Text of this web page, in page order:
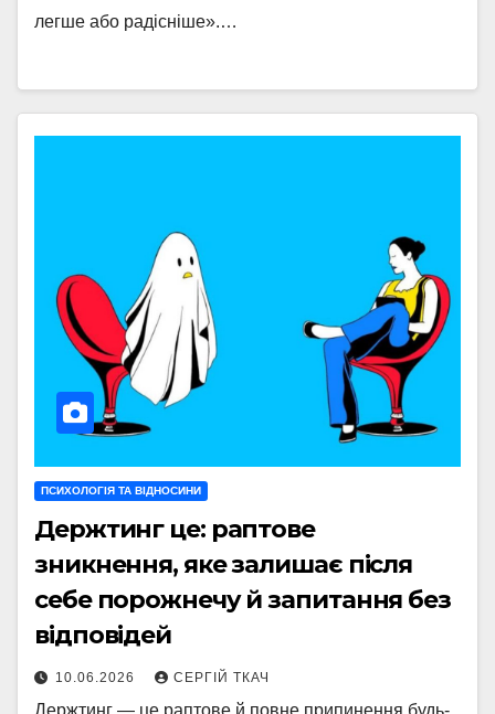
легше або радісніше».…
ПСИХОЛОГІЯ ТА ВІДНОСИНИ
Держтинг це: раптове
зникнення, яке залишає після
себе порожнечу й запитання без
відповідей
10.06.2026 СЕРГІЙ ТКАЧ
Держтинг — це раптове й повне припинення будь-